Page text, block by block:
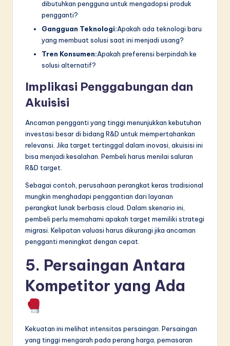
dibutuhkan pengguna untuk mengadopsi produk
pengganti?
Gangguan Teknologi:Apakah ada teknologi baru
yang membuat solusi saat ini menjadi usang?
Tren Konsumen:Apakah preferensi berpindah ke
solusi alternatif?
Implikasi Penggabungan dan
Akuisisi
Ancaman pengganti yang tinggi menunjukkan kebutuhan
investasi besar di bidang R&D untuk mempertahankan
relevansi. Jika target tertinggal dalam inovasi, akuisisi ini
bisa menjadi kesalahan. Pembeli harus menilai saluran
R&D target.
Sebagai contoh, perusahaan perangkat keras tradisional
mungkin menghadapi penggantian dari layanan
perangkat lunak berbasis cloud. Dalam skenario ini,
pembeli perlu memahami apakah target memiliki strategi
migrasi. Kelipatan valuasi harus dikurangi jika ancaman
pengganti meningkat dengan cepat.
5. Persaingan Antara
Kompetitor yang Ada
Kekuatan ini melihat intensitas persaingan. Persaingan
yang tinggi mengarah pada perang harga, pemasaran